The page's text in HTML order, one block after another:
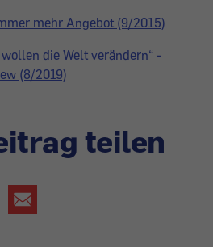
mehr Angebot (9/2015)
die Welt verändern“ -
(8/2019)
teilen